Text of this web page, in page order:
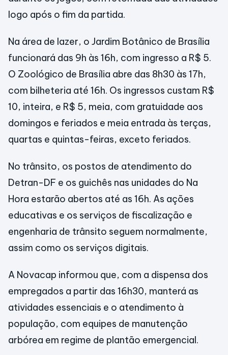
logo após o fim da partida.
Na área de lazer, o Jardim Botânico de Brasília
funcionará das 9h às 16h, com ingresso a R$ 5.
O Zoológico de Brasília abre das 8h30 às 17h,
com bilheteria até 16h. Os ingressos custam R$
10, inteira, e R$ 5, meia, com gratuidade aos
domingos e feriados e meia entrada às terças,
quartas e quintas-feiras, exceto feriados.
No trânsito, os postos de atendimento do
Detran-DF e os guichês nas unidades do Na
Hora estarão abertos até as 16h. As ações
educativas e os serviços de fiscalização e
engenharia de trânsito seguem normalmente,
assim como os serviços digitais.
A Novacap informou que, com a dispensa dos
empregados a partir das 16h30, manterá as
atividades essenciais e o atendimento à
população, com equipes de manutenção
arbórea em regime de plantão emergencial.